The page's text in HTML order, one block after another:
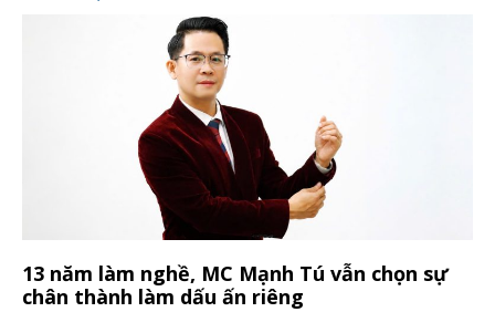
13 năm làm nghề, MC Mạnh Tú vẫn chọn sự
chân thành làm dấu ấn riêng